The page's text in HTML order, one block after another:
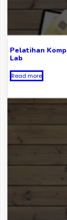
Pelatihan
Lab
Read more